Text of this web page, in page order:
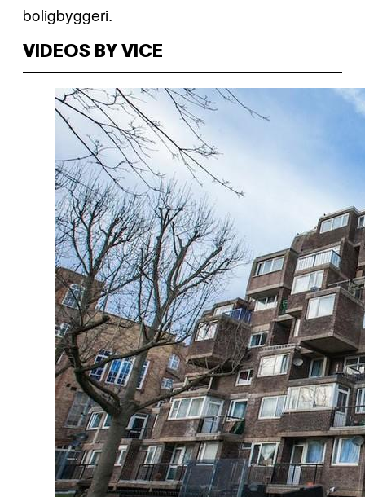
boligbyggeri.
VIDEOS BY VICE